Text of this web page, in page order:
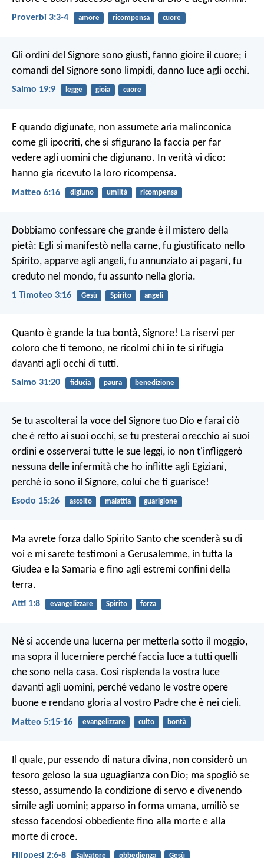
Proverbi 3:3-4 amore ricompensa cuore
Gli ordini del Signore sono giusti, fanno gioire il cuore; i
comandi del Signore sono limpidi, danno luce agli occhi.
Salmo 19:9 legge gioia cuore
E quando digiunate, non assumete aria malinconica
come gli ipocriti, che si sfigurano la faccia per far
vedere agli uomini che digiunano. In verità vi dico:
hanno gia ricevuto la loro ricompensa.
Matteo 6:16 digiuno umiltà ricompensa
Dobbiamo confessare che grande è il mistero della
pietà: Egli si manifestò nella carne, fu giustificato nello
Spirito, apparve agli angeli, fu annunziato ai pagani, fu
creduto nel mondo, fu assunto nella gloria.
1 Timoteo 3:16 Gesù Spirito angeli
Quanto è grande la tua bontà, Signore! La riservi per
coloro che ti temono, ne ricolmi chi in te si rifugia
davanti agli occhi di tutti.
Salmo 31:20 fiducia paura benedizione
Se tu ascolterai la voce del Signore tuo Dio e farai ciò
che è retto ai suoi occhi, se tu presterai orecchio ai suoi
ordini e osserverai tutte le sue leggi, io non t'infliggerò
nessuna delle infermità che ho inflitte agli Egiziani,
perché io sono il Signore, colui che ti guarisce!
Esodo 15:26 ascolto malattia guarigione
Ma avrete forza dallo Spirito Santo che scenderà su di
voi e mi sarete testimoni a Gerusalemme, in tutta la
Giudea e la Samaria e fino agli estremi confini della
terra.
Atti 1:8 evangelizzare Spirito forza
Né si accende una lucerna per metterla sotto il moggio,
ma sopra il lucerniere perché faccia luce a tutti quelli
che sono nella casa. Così risplenda la vostra luce
davanti agli uomini, perché vedano le vostre opere
buone e rendano gloria al vostro Padre che è nei cieli.
Matteo 5:15-16 evangelizzare culto bontà
Il quale, pur essendo di natura divina, non considerò un
tesoro geloso la sua uguaglianza con Dio; ma spogliò se
stesso, assumendo la condizione di servo e divenendo
simile agli uomini; apparso in forma umana, umiliò se
stesso facendosi obbediente fino alla morte e alla
morte di croce.
Filippesi 2:6-8 Salvatore obbedienza Gesù